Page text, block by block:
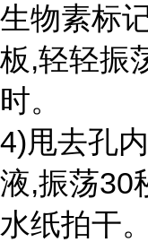
生物素标
板,轻轻振
时。
4)甩去孔
液,振荡30
水纸拍干